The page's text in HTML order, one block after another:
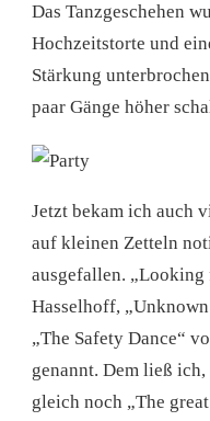
Das Tanzgeschehen
Hochzeitstorte und
Stärkung
paar Gänge höher
Jetzt bekam ich auch
auf kleinen Zetteln
ausgefallen.
Hasselhoff,
„The Safety Dance“
genannt. Dem ließ
gleich noch „The